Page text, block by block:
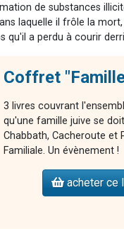
de substances
laquelle il frôle la
qu'il a perdu à courir
Coffret
3 livres couvrant
qu'une famille juive se
Chabbath, Cacheroute et
Familiale. Un évènement !
acheter ce